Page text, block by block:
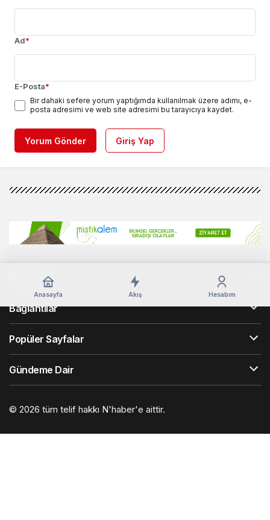
Ad*
E-Posta*
Bir dahaki sefere yorum yaptığımda kullanılmak üzere adımı, e-
posta adresimi ve web site adresimi bu tarayıcıya kaydet.
Yorum Gönder Giriş Yap
Anasayfa Akış Hesabım
Kurumsal
Bağlantılar
Popüler Sayfalar
Gündeme Dair
© 2026 tüm telif hakkı N'haber'e aittir.